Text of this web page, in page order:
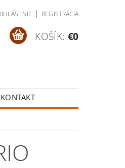
| REGISTRÁCIA
KOŠÍK: €0
KONTAKT